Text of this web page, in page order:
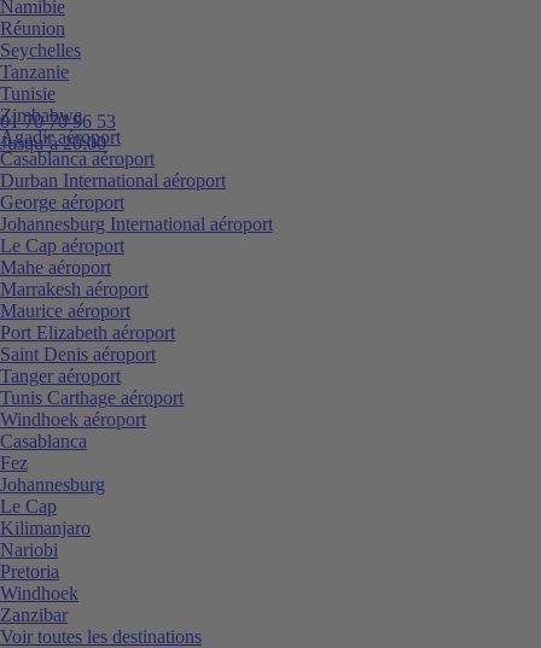
01 70 70 96 53
Jusqu’à 20:00
Namibie
Réunion
Seychelles
Tanzanie
Tunisie
Zimbabwe
Agadir aéroport
Casablanca aéroport
Durban International aéroport
George aéroport
Johannesburg International aéroport
Le Cap aéroport
Mahe aéroport
Marrakesh aéroport
Maurice aéroport
Port Elizabeth aéroport
Saint Denis aéroport
Tanger aéroport
Tunis Carthage aéroport
Windhoek aéroport
Casablanca
Fez
Johannesburg
Le Cap
Kilimanjaro
Nariobi
Pretoria
Windhoek
Zanzibar
Voir toutes les destinations